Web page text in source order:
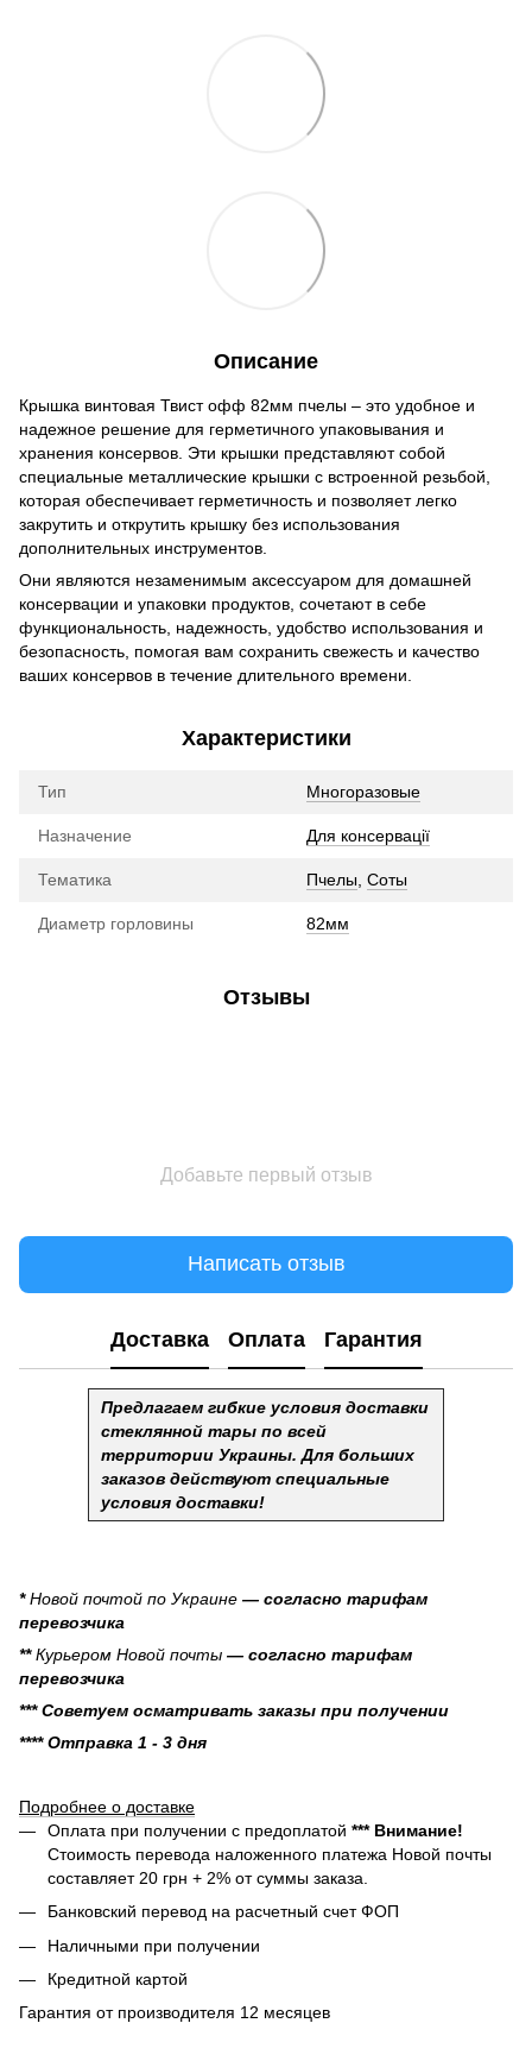
Описание
Крышка винтовая Твист офф 82мм пчелы – это удобное и
надежное решение для герметичного упаковывания и
хранения консервов. Эти крышки представляют собой
специальные металлические крышки с встроенной резьбой,
которая обеспечивает герметичность и позволяет легко
закрутить и открутить крышку без использования
дополнительных инструментов.
Они являются незаменимым аксессуаром для домашней
консервации и упаковки продуктов, сочетают в себе
функциональность, надежность, удобство использования и
безопасность, помогая вам сохранить свежесть и качество
ваших консервов в течение длительного времени.
Характеристики
Тип Многоразовые
Назначение Для консервації
Тематика Пчелы Соты
Диаметр горловины 82мм
Отзывы
Добавьте первый отзыв
Написать отзыв
Доставка Оплата Гарантия
Предлагаем гибкие условия доставки
стеклянной тары по всей
территории Украины. Для больших
заказов действуют специальные
условия доставки!
*Новой почтой по Украине — согласно тарифам
перевозчика
**Курьером Новой почты — согласно тарифам
перевозчика
*** Советуем осматривать заказы при получении
**** Отправка 1 - 3 дня
Подробнее о доставке
Оплата при получении с предоплатой *** Внимание!
Стоимость перевода наложенного платежа Новой почты
составляет 20 грн + 2% от суммы заказа.
Банковский перевод на расчетный счет ФОП
Наличными при получении
Кредитной картой
Гарантия от производителя 12 месяцев